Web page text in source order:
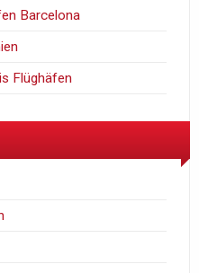
Barcelona
Flüghäfen